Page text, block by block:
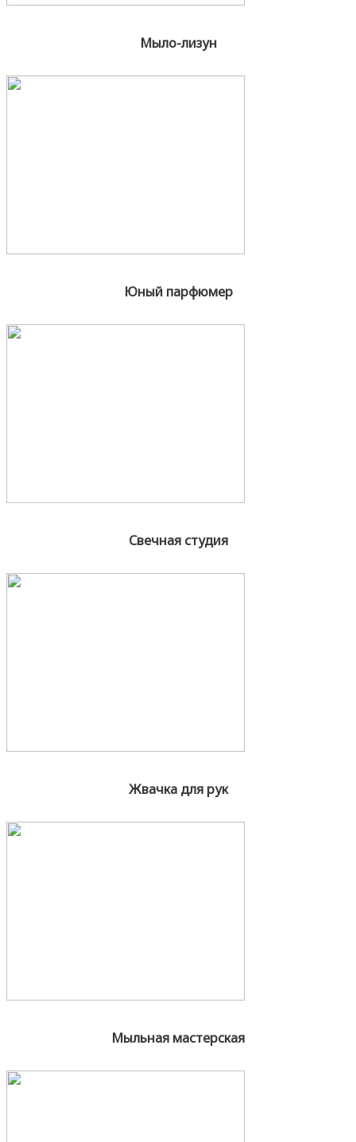
Мыло-лизун
Юный парфюмер
Свечная студия
Жвачка для рук
Мыльная мастерская